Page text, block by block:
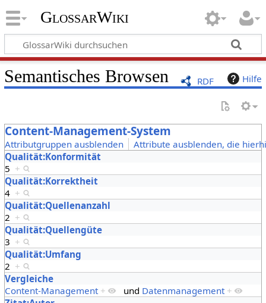
GlossarWiki
RDF Hilfe
Semantisches Browsen
Content-Management-System
Attributgruppen ausblenden
Attribute ausblenden, die
Qualität:Konformität
5 +
Qualität:Korrektheit
4 +
Qualität:Quellenanzahl
2 +
Qualität:Quellengüte
3 +
Qualität:Umfang
2 +
Vergleiche
Content-Management + und Datenmanagement +